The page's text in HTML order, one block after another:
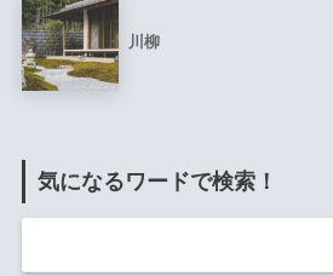
川柳
気になるワードで検索！